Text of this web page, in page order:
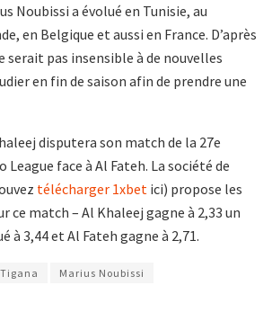
Noubissi a évolué en Tunisie, au
en Belgique et aussi en France. D’après
serait pas insensible à de nouvelles
en fin de saison afin de prendre une
disputera son match de la 27e
League face à Al Fateh. La société de
télécharger 1xbet ici) propose les
ce match – Al Khaleej gagne à 2,33 un
à 3,44 et Al Fateh gagne à 2,71.
Marius Noubissi